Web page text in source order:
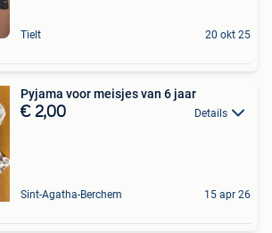
Tielt 20 okt 25
Pyjama voor meisjes van 6 jaar
€ 2,00 Details
Sint-Agatha-Berchem 15 apr 26